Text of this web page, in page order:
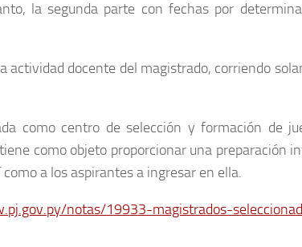
la segunda parte con fechas por
actividad docente del magistrado, corriendo
como centro de selección y formación de
como objeto proporcionar una preparación
a los aspirantes a ingresar en ella.
notas/19933-magistrados-